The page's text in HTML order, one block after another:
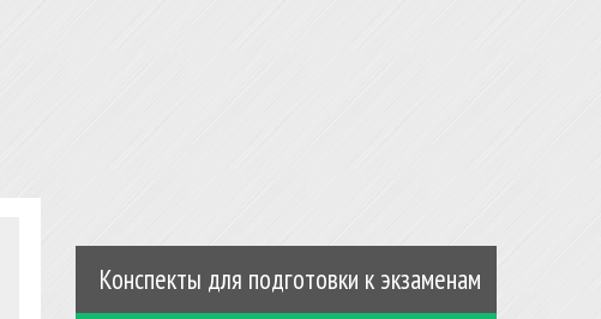
Конспекты для подготовки к экзаменам